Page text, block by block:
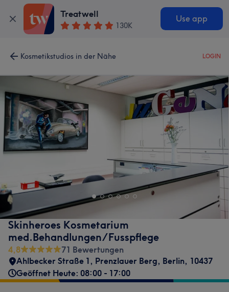
Treatwell
130K
Use app
Kosmetikstudios in der Nähe LOGIN
Skinheroes Kosmetarium
med.Behandlungen/Fusspflege
4,8
71 Bewertungen
Ahlbecker Straße 1, Prenzlauer Berg, Berlin, 10437
Geöffnet Heute: 08:00 - 17:00